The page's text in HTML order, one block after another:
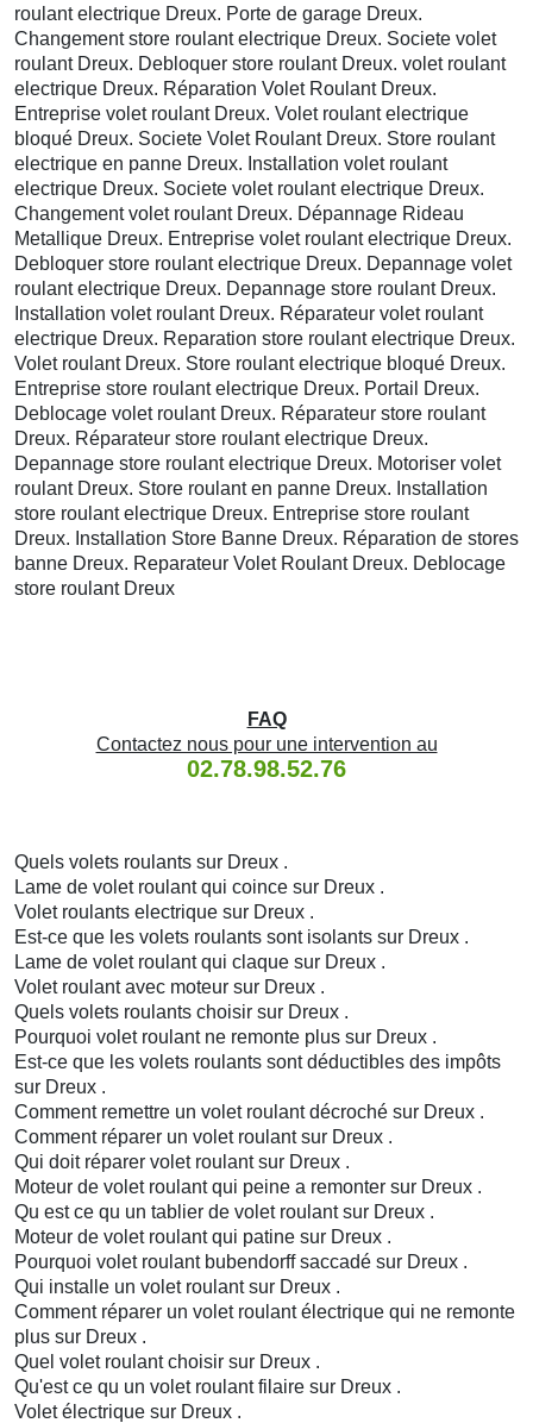
roulant electrique Dreux. Porte de garage Dreux.
Changement store roulant electrique Dreux. Societe volet
roulant Dreux. Debloquer store roulant Dreux. volet roulant
electrique Dreux. Réparation Volet Roulant Dreux.
Entreprise volet roulant Dreux. Volet roulant electrique
bloqué Dreux. Societe Volet Roulant Dreux. Store roulant
electrique en panne Dreux. Installation volet roulant
electrique Dreux. Societe volet roulant electrique Dreux.
Changement volet roulant Dreux. Dépannage Rideau
Metallique Dreux. Entreprise volet roulant electrique Dreux.
Debloquer store roulant electrique Dreux. Depannage volet
roulant electrique Dreux. Depannage store roulant Dreux.
Installation volet roulant Dreux. Réparateur volet roulant
electrique Dreux. Reparation store roulant electrique Dreux.
Volet roulant Dreux. Store roulant electrique bloqué Dreux.
Entreprise store roulant electrique Dreux. Portail Dreux.
Deblocage volet roulant Dreux. Réparateur store roulant
Dreux. Réparateur store roulant electrique Dreux.
Depannage store roulant electrique Dreux. Motoriser volet
roulant Dreux. Store roulant en panne Dreux. Installation
store roulant electrique Dreux. Entreprise store roulant
Dreux. Installation Store Banne Dreux. Réparation de stores
banne Dreux. Reparateur Volet Roulant Dreux. Deblocage
store roulant Dreux
FAQ
Contactez nous pour une intervention au
02.78.98.52.76
Quels volets roulants sur Dreux .
Lame de volet roulant qui coince sur Dreux .
Volet roulants electrique sur Dreux .
Est-ce que les volets roulants sont isolants sur Dreux .
Lame de volet roulant qui claque sur Dreux .
Volet roulant avec moteur sur Dreux .
Quels volets roulants choisir sur Dreux .
Pourquoi volet roulant ne remonte plus sur Dreux .
Est-ce que les volets roulants sont déductibles des impôts
sur Dreux .
Comment remettre un volet roulant décroché sur Dreux .
Comment réparer un volet roulant sur Dreux .
Qui doit réparer volet roulant sur Dreux .
Moteur de volet roulant qui peine a remonter sur Dreux .
Qu est ce qu un tablier de volet roulant sur Dreux .
Moteur de volet roulant qui patine sur Dreux .
Pourquoi volet roulant bubendorff saccadé sur Dreux .
Qui installe un volet roulant sur Dreux .
Comment réparer un volet roulant électrique qui ne remonte
plus sur Dreux .
Quel volet roulant choisir sur Dreux .
Qu'est ce qu un volet roulant filaire sur Dreux .
Volet électrique sur Dreux .